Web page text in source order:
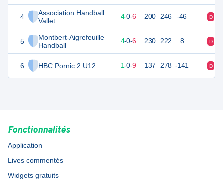
4
Association Handball
Vallet
5
Montbert-Aigrefeuille
Handball
6 HBC Pornic 2 U12
18 10 4-0-6 200 246 -46 D
17 10 4-0-6 230 222 8 D
12 1-0-9 137 278 -141 D
Fonctionnalités
Application
Lives commentés
Widgets gratuits